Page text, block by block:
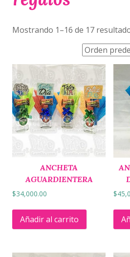
Mostrando 1–16 de 17
ANCHETA
AGUARDIENTERA
$34,000.00
Añadir al carrito
$